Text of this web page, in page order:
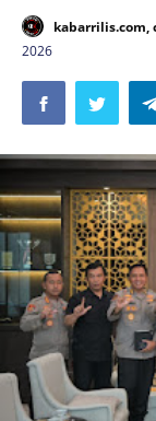
kabarrilis.com,
2026